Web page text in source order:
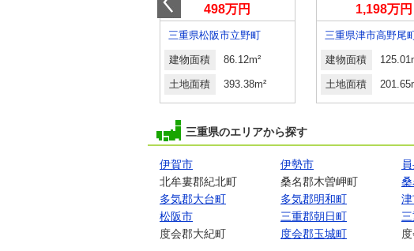
498万円
三重県松阪市立野町
建物面積 86.12m²
土地面積 393.38m²
1,198万円
三重県津市高野尾
建物面積
土地面積
三重県のエリアから探す
伊賀市 伊勢市
北牟婁郡紀北町
桑名郡木曽岬町
多気郡大台町
多気郡明和町
松阪市
三重郡朝日町
度会郡大紀町
度会郡玉城町